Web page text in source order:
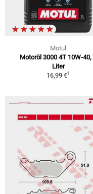
Motul
Motoröl 3000 4T 10W-40,
Liter
16,99 €1